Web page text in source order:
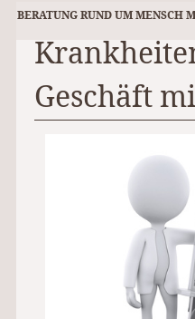
BERATUNG RUND UM MENSCH
Geschäft